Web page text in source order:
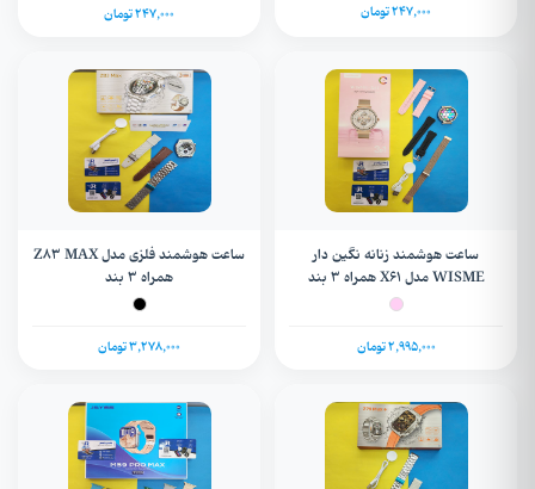
247,000 تومان 247,000 تومان
ساعت هوشمند زنانه نگین دار
WISME مدل X61 همراه 3 بند
2,995,000 تومان
ساعت هوشمند فلزی مدل Z83 MAX
همراه 3 بند
3,278,000 تومان